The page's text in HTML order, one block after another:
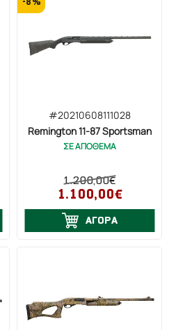
#20210608111028
Remington 11-87 Sportsman
ΣΕ ΑΠΟΘΕΜΑ
1.200,00€
1.100,00€
ΑΓΟΡΑ
-8%